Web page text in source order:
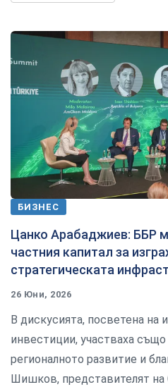
БИЗНЕС
Цанко Арабаджиев: ББР
частния капитал за
стратегическата
26 Юни, 2026
В дискусията, посветена на
инвестиции, участваха
регионалното развитие и
Шишков, представителят на